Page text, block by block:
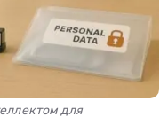
для